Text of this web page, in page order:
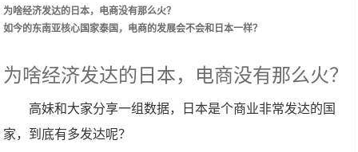
为啥经济发达的日本，电商没有那么火？
如今的东南亚核心国家泰国，电商的发展会不会和日本一样？
为啥经济发达的日本，电商没有那么火？
高妹和大家分享一组数据，日本是个商业非常发达的国
家，到底有多发达呢？